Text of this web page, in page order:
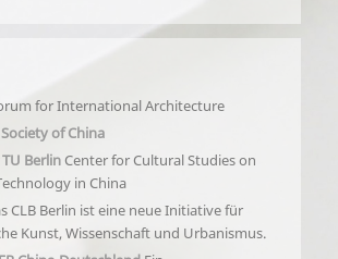
for International Architecture
of China
Berlin Center for Cultural Studies on
in China
CLB Berlin ist eine neue Initiative für
Kunst, Wissenschaft und Urbanismus.